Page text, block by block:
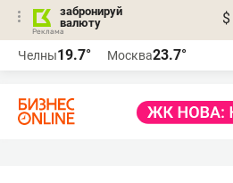
забронируй
валюту
$
Челны19.7° Москва23.7°